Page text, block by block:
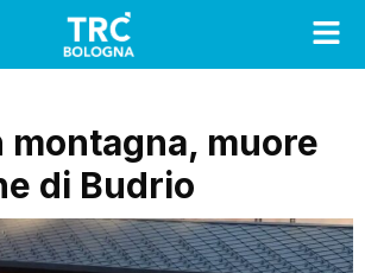
montagna, muore
di Budrio